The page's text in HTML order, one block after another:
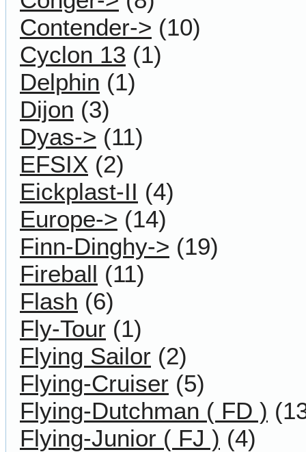
Contender-> (10)
Cyclon 13 (1)
Delphin (1)
Dijon (3)
Dyas-> (11)
EFSIX (2)
Eickplast-II (4)
Europe-> (14)
Finn-Dinghy-> (19)
Fireball (11)
Flash (6)
Fly-Tour (1)
Flying Sailor (2)
Flying-Cruiser (5)
Flying-Dutchman ( FD )
Flying-Junior ( FJ ) (4)